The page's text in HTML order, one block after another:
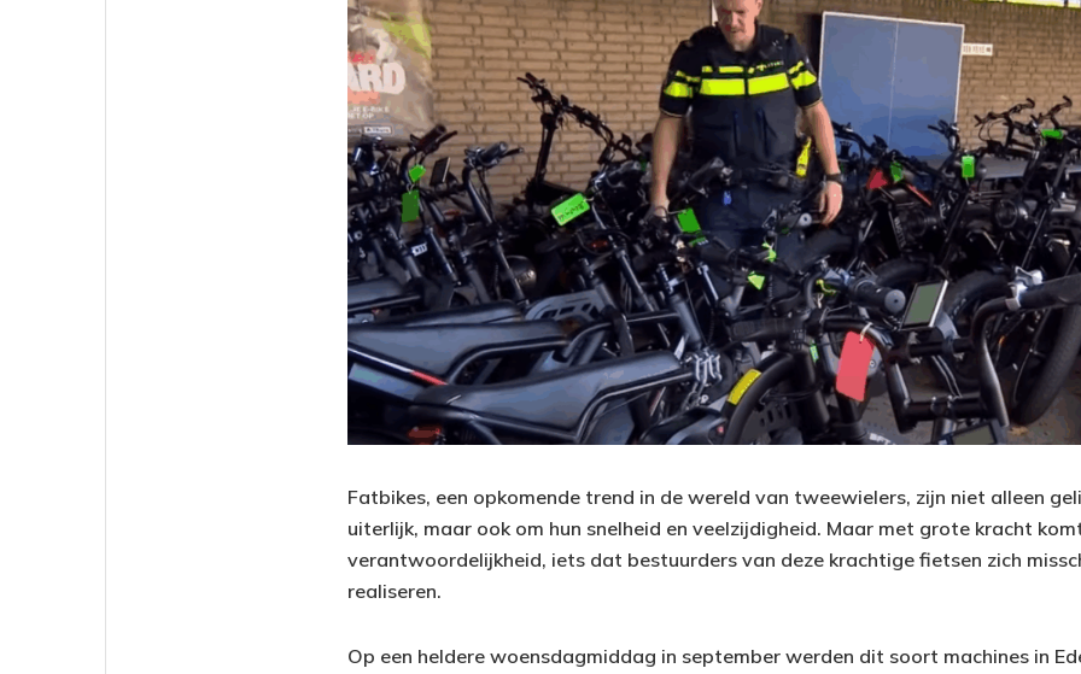
Fatbikes, een opkomende trend in de wereld van tweewielers, zijn niet alleen
uiterlijk, maar ook om hun snelheid en veelzijdigheid. Maar met grote kracht
verantwoordelijkheid, iets dat bestuurders van deze krachtige fietsen zich
realiseren.
Op een heldere woensdagmiddag in september werden dit soort machines in